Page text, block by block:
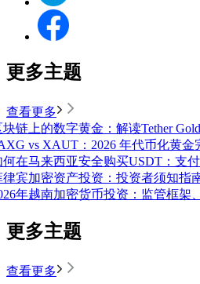
更多主题
查看更多
块链上的数字黄金：解读Tether
vs XAUT：2026 年代币化黄金
何在马来西亚安全购买USDT：支
律宾加密资产投资：投资者须知指
年越南加密货币投资：监管框架
更多主题
查看更多